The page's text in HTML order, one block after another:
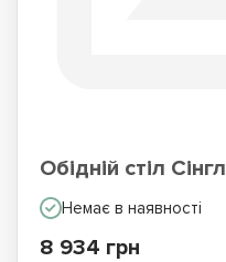
Обідній стіл Сінгл
Немає в наявності
8 934 грн